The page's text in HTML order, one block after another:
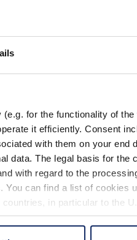
for the functionality of
it efficiently. Consent
with them on your end
data. The legal basis for the
with regard to the
can find a list of cookies
in particular to the
Le rebord supérieur
touche la tête,
s‘infiltrer par le haut.
branches larges avec
Recommandé dans le
maculaire, l‘albinisme,
Protection à 100 %
Effet optique : ±0 dpt.
Extrémités des
adaptation.
Deux tailles de